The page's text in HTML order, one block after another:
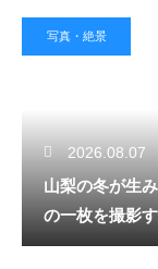
写真・絶景
2026.08.07
山梨の冬が生
の一枚を撮影